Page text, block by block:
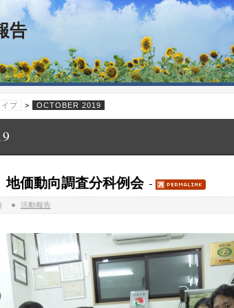
告
ブ > OCTOBER 2019
価動向調査分科例会
活動報告